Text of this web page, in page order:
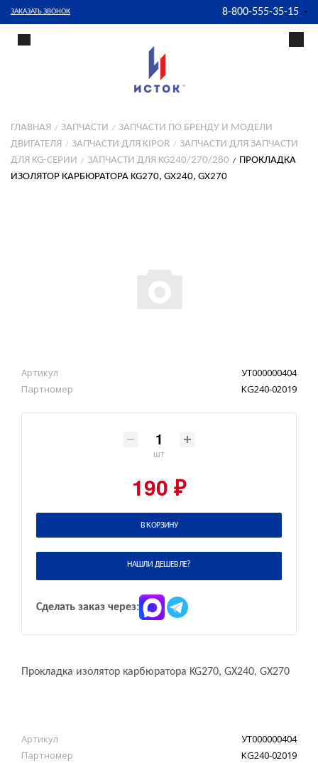
ЗАКАЗАТЬ ЗВОНОК 8-800-555-35-15
ГЛАВНАЯ ЗАПЧАСТИ
ЗАПЧАСТИ ПО БРЕНДУ И МОДЕЛИ
ДВИГАТЕЛЯ
ЗАПЧАСТИ ДЛЯ KIPOR
ЗАПЧАСТИ ДЛЯ ЗАПЧАСТИ
ДЛЯ KG-СЕРИИ
ЗАПЧАСТИ ДЛЯ KG240/270/280
ПРОКЛАДКА
ИЗОЛЯТОР КАРБЮРАТОРА KG270, GX240, GX270
Артикул
УТ000000404
Партномер
KG240-02019
шт
190 ₽
В КОРЗИНУ
НАШЛИ ДЕШЕВЛЕ?
Сделать заказ через:
Прокладка изолятор карбюратора KG270, GX240, GX270
Артикул
УТ000000404
Партномер
KG240-02019